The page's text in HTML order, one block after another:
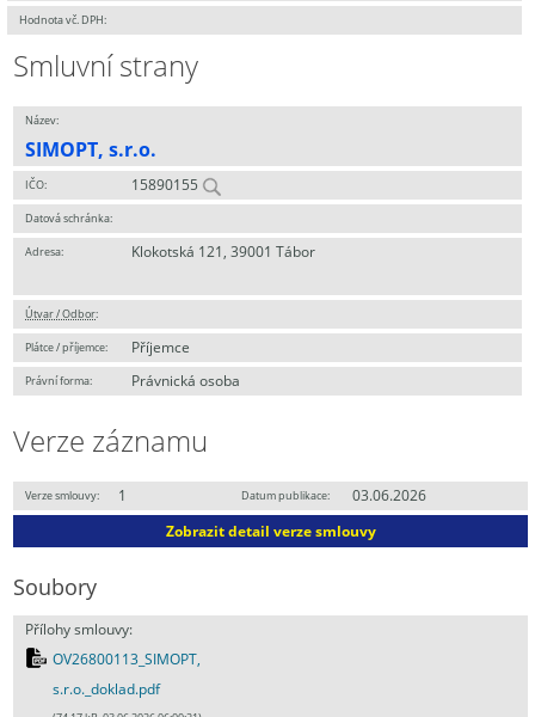
Hodnota vč. DPH:
Smluvní strany
Název:
SIMOPT, s.r.o.
IČO: 15890155
Datová schránka:
Adresa: Klokotská 121, 39001 Tábor
Útvar / Odbor:
Plátce / příjemce: Příjemce
Právní forma: Právnická osoba
Verze záznamu
Verze smlouvy: 1 Datum publikace:
03.06.2026
Zobrazit detail verze smlouvy
Soubory
Přílohy smlouvy:
OV26800113_SIMOPT,
s.r.o._doklad.pdf